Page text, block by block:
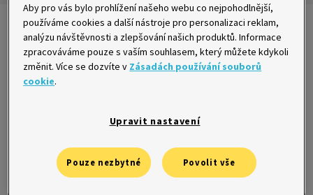
Nejnovější články
Aby pro vás bylo prohlížení našeho webu co nejpohodlnější,
používáme cookies a další nástroje pro personalizaci reklam,
analýzu návštěvnosti a zlepšování našich produktů. Informace
zpracováváme pouze s vaším souhlasem, který můžete kdykoli
změnit. Více se dozvíte v Zásadách používání souborů
cookie.
Upravit nastavení
Pouze nezbytné Povolit vše